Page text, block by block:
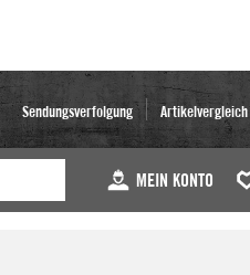
Sendungsverfolgung Artikelvergleich
MEIN KONTO